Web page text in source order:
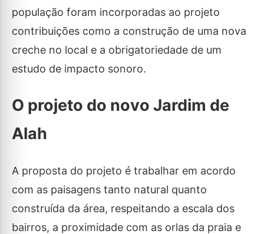
população foram incorporadas ao projeto
contribuições como a construção de uma nova
creche no local e a obrigatoriedade de um
estudo de impacto sonoro.
O projeto do novo Jardim de
Alah
A proposta do projeto é trabalhar em acordo
com as paisagens tanto natural quanto
construída da área, respeitando a escala dos
bairros, a proximidade com as orlas da praia e